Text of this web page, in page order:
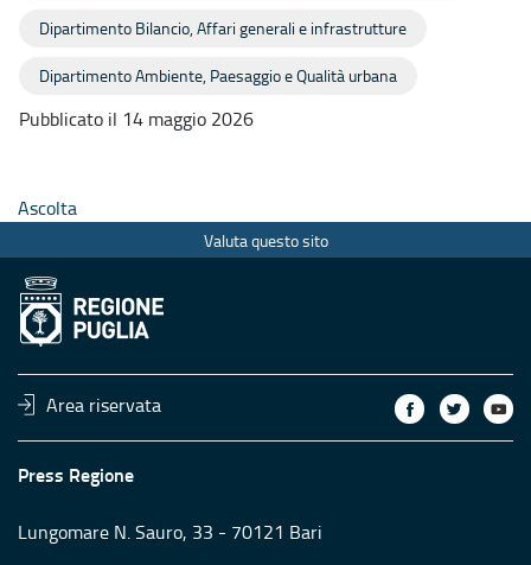
Dipartimento Bilancio, Affari generali e infrastrutture
Dipartimento Ambiente, Paesaggio e Qualità urbana
Pubblicato il 14 maggio 2026
Ascolta
Valuta questo sito
Area riservata
Press Regione
Lungomare N. Sauro, 33 - 70121 Bari